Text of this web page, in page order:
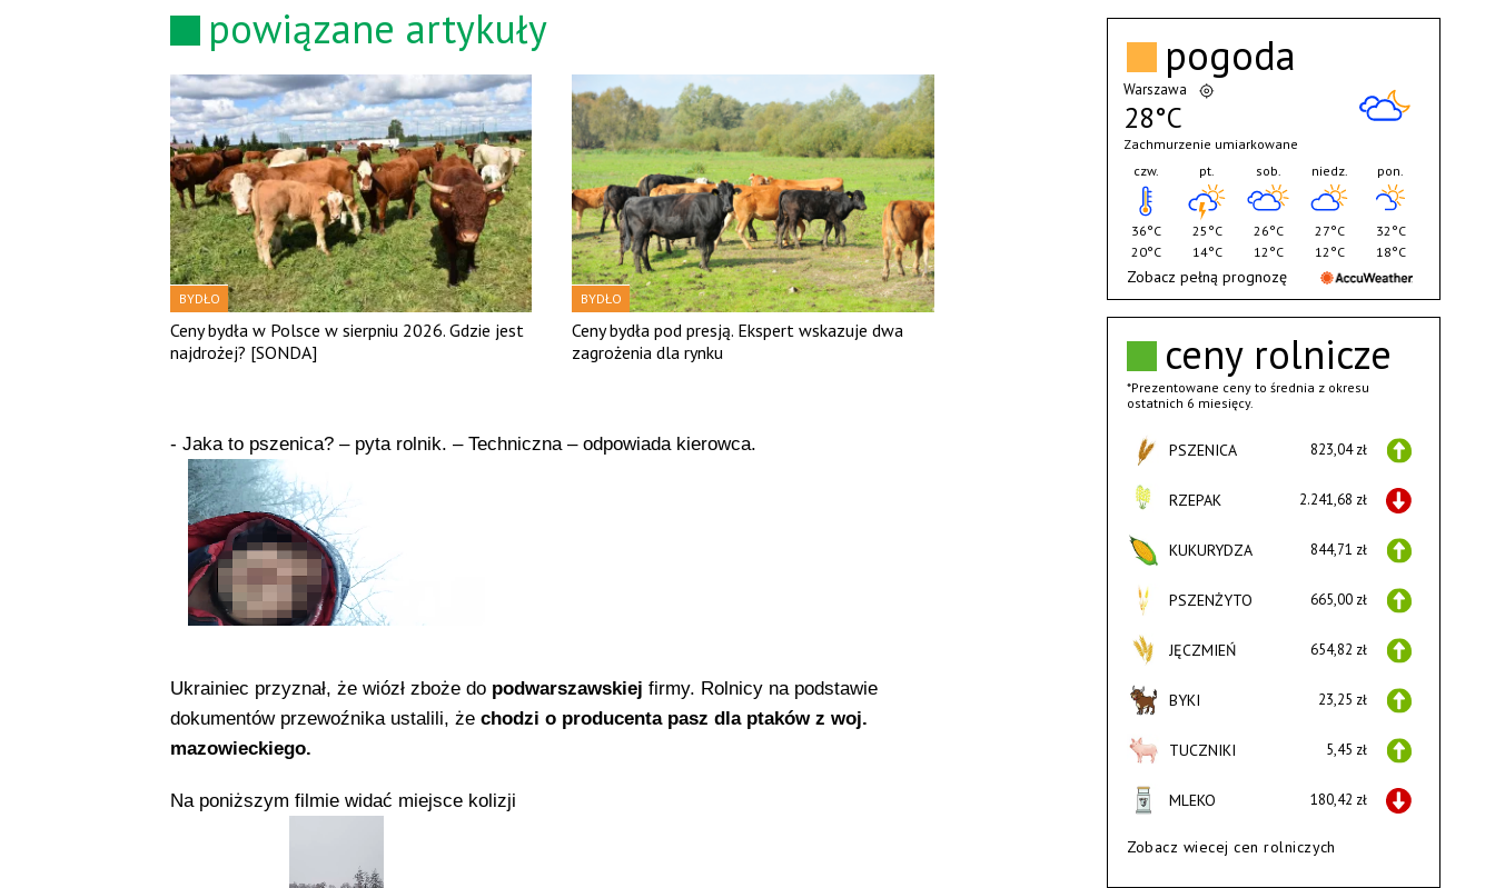
powiązane artykuły
BYDŁO
Ceny bydła w Polsce w sierpniu 2026. Gdzie jest
najdrożej? [SONDA]
BYDŁO
Ceny bydła pod presją. Ekspert wskazuje dwa
zagrożenia dla rynku
- Jaka to pszenica? – pyta rolnik. – Techniczna – odpowiada kierowca.
Ukrainiec przyznał, że wiózł zboże do podwarszawskiej firmy. Rolnicy na podstawie
dokumentów przewoźnika ustalili, że chodzi o producenta pasz dla ptaków z woj.
mazowieckiego.
Na poniższym filmie widać miejsce kolizji
ceny rolnicze
*Prezentowane ceny to średnia z okresu
ostatnich 6 miesięcy.
PSZENICA 823,04 zł
RZEPAK 2.241,68 zł
KUKURYDZA 844,71 zł
PSZENŻYTO 665,00 zł
JĘCZMIEŃ 654,82 zł
BYKI 23,25 zł
TUCZNIKI 5,45 zł
MLEKO 180,42 zł
Zobacz wiecej cen rolniczych
pogoda
Warszawa
28°C
Zachmurzenie umiarkowane
czw.
36°C
20°C
pt.
25°C
14°C
sob.
26°C
12°C
niedz.
27°C
12°C
pon.
32°C
18°C
Zobacz pełną prognozę